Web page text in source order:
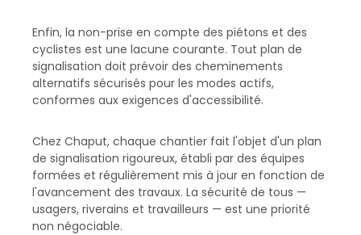
Enfin, la non-prise en compte des piétons et des
cyclistes est une lacune courante. Tout plan de
signalisation doit prévoir des cheminements
alternatifs sécurisés pour les modes actifs,
conformes aux exigences d'accessibilité.
Chez Chaput, chaque chantier fait l'objet d'un plan
de signalisation rigoureux, établi par des équipes
formées et régulièrement mis à jour en fonction de
l'avancement des travaux. La sécurité de tous —
usagers, riverains et travailleurs — est une priorité
non négociable.